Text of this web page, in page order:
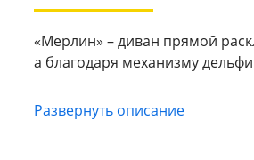
«Мерлин» – диван прямой
Развернуть описание